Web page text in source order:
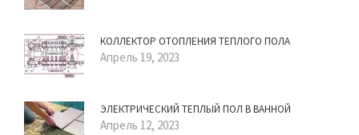
КОЛЛЕКТОР ОТОПЛЕНИЯ ТЕПЛОГО ПОЛА
Апрель 19, 2023
ЭЛЕКТРИЧЕСКИЙ ТЕПЛЫЙ ПОЛ В ВАННОЙ
Апрель 12, 2023